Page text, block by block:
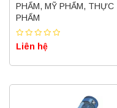
PHẨM, MỸ PHẨM, THỰC
PHẨM
Liên hệ